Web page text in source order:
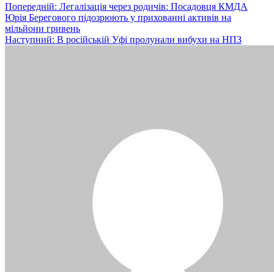
Навігація
записів
Попередній: Легалізація через родичів: Посадовця КМДА
Юрія Берегового підозрюють у прихованні активів на
мільйони гривень
Наступний: В російській Уфі пролунали вибухи на НПЗ